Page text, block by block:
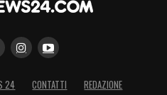
24 CONTATTI
REDAZIONE